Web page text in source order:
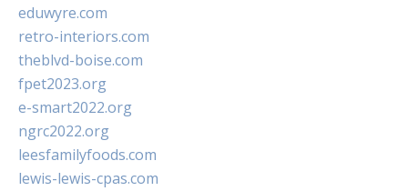
eduwyre.com
retro-interiors.com
theblvd-boise.com
fpet2023.org
e-smart2022.org
ngrc2022.org
leesfamilyfoods.com
lewis-lewis-cpas.com